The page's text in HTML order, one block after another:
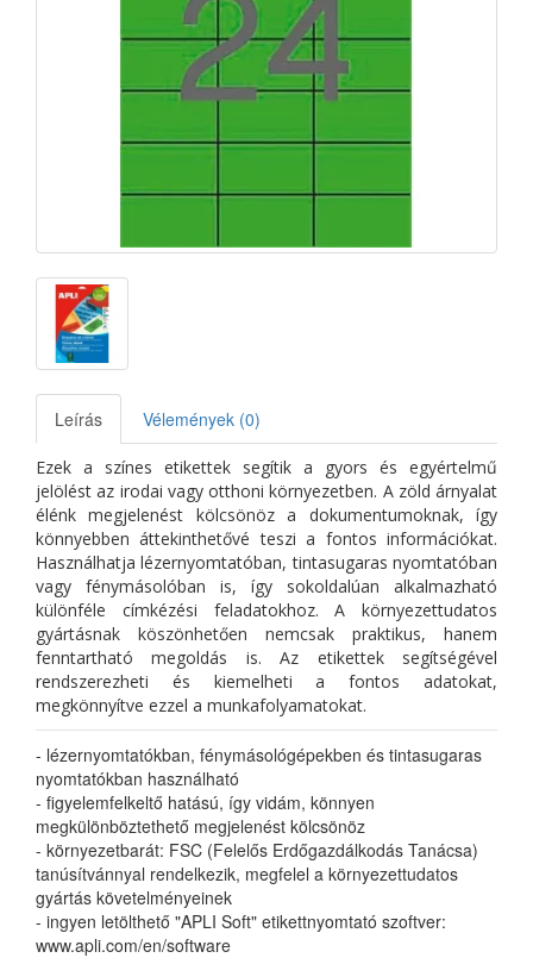
Leírás Vélemények (0)
Ezek a színes etikettek segítik a gyors és egyértelmű
jelölést az irodai vagy otthoni környezetben. A zöld árnyalat
élénk megjelenést kölcsönöz a dokumentumoknak, így
könnyebben áttekinthetővé teszi a fontos információkat.
Használhatja lézernyomtatóban, tintasugaras nyomtatóban
vagy fénymásolóban is, így sokoldalúan alkalmazható
különféle címkézési feladatokhoz. A környezettudatos
gyártásnak köszönhetően nemcsak praktikus, hanem
fenntartható megoldás is. Az etikettek segítségével
rendszerezheti és kiemelheti a fontos adatokat,
megkönnyítve ezzel a munkafolyamatokat.
- lézernyomtatókban, fénymásológépekben és tintasugaras
nyomtatókban használható
- figyelemfelkeltő hatású, így vidám, könnyen
megkülönböztethető megjelenést kölcsönöz
- környezetbarát: FSC (Felelős Erdőgazdálkodás Tanácsa)
tanúsítvánnyal rendelkezik, megfelel a környezettudatos
gyártás követelményeinek
- ingyen letölthető "APLI Soft" etikettnyomtató szoftver:
www.apli.com/en/software